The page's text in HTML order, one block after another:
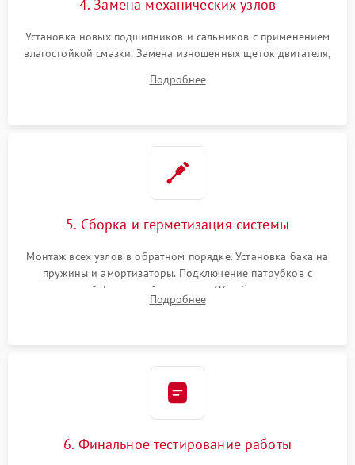
4. Замена механических узлов
Установка новых подшипников и сальников с применением
влагостойкой смазки. Замена изношенных щеток двигателя,
или поврежденной резиновой манжеты.
Подробнее
5. Сборка и герметизация системы
Монтаж всех узлов в обратном порядке. Установка бака на
пружины и амортизаторы. Подключение патрубков с
надежной фиксацией хомутами. Обработка стыков
герметиком для предотвращения возможных протечек воды.
Подробнее
6. Финальное тестирование работы